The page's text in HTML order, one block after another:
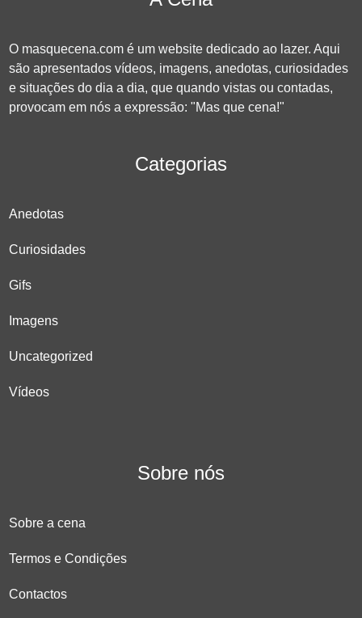
O masquecena.com é um website dedicado ao lazer. Aqui
são apresentados vídeos, imagens, anedotas, curiosidades
e situações do dia a dia, que quando vistas ou contadas,
provocam em nós a expressão: "Mas que cena!"
Categorias
Anedotas
Curiosidades
Gifs
Imagens
Uncategorized
Vídeos
Sobre nós
Sobre a cena
Termos e Condições
Contactos